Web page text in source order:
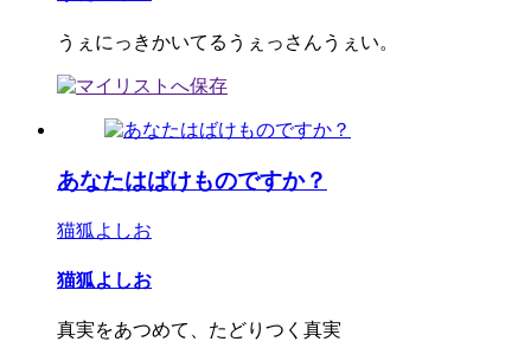
うぇにっきかいてるうぇっさんうぇい。
あなたはばけものですか？
猫狐よしお
猫狐よしお
真実をあつめて、たどりつく真実